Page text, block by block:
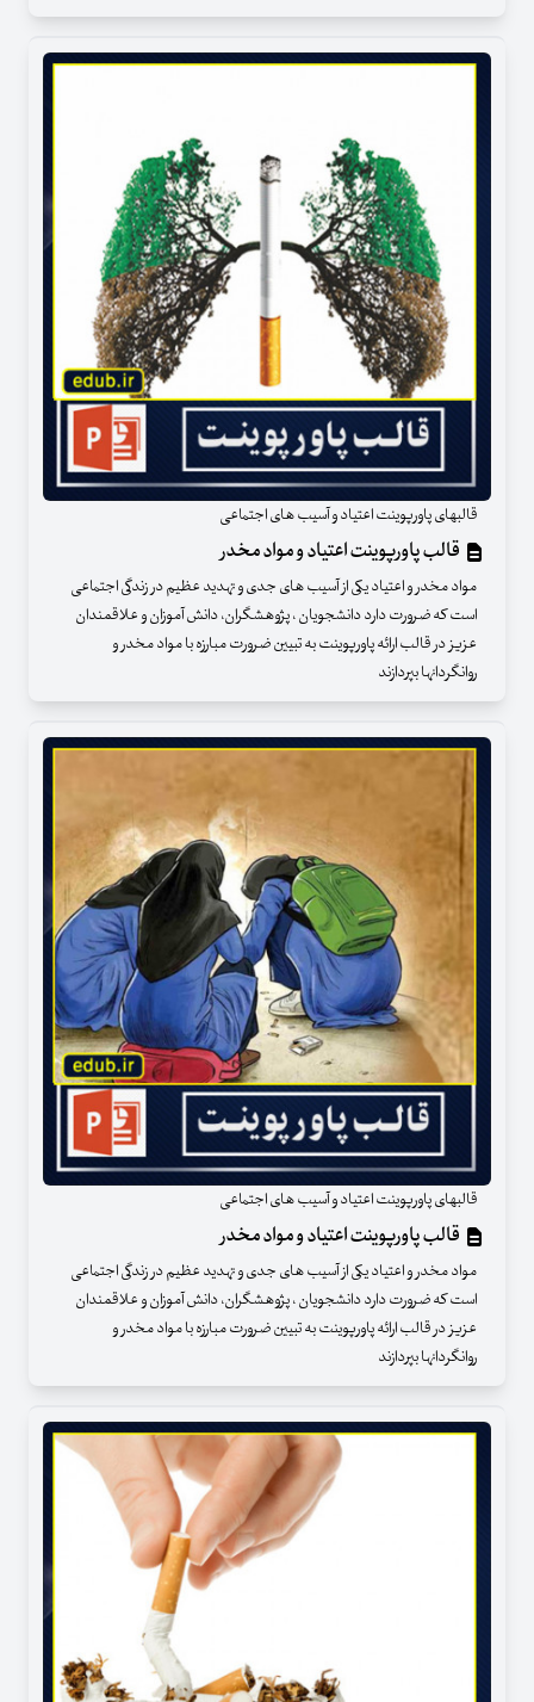
قالبهای پاورپوینت اعتیاد و آسیب های اجتماعی
قالب پاورپوینت اعتیاد و مواد مخدر
مواد مخدر و اعتیاد یکی از آسیب های جدی و تهدید عظیم در زندگی اجتماعی
است که ضرورت دارد دانشجویان ، پژوهشگران، دانش آموزان و علاقمندان
عزیز در قالب ارائه پاورپوینت به تبیین ضرورت مبارزه با مواد مخدر و
روانگردانها بپردازند
قالبهای پاورپوینت اعتیاد و آسیب های اجتماعی
قالب پاورپوینت اعتیاد و مواد مخدر
مواد مخدر و اعتیاد یکی از آسیب های جدی و تهدید عظیم در زندگی اجتماعی
است که ضرورت دارد دانشجویان ، پژوهشگران، دانش آموزان و علاقمندان
عزیز در قالب ارائه پاورپوینت به تبیین ضرورت مبارزه با مواد مخدر و
روانگردانها بپردازند